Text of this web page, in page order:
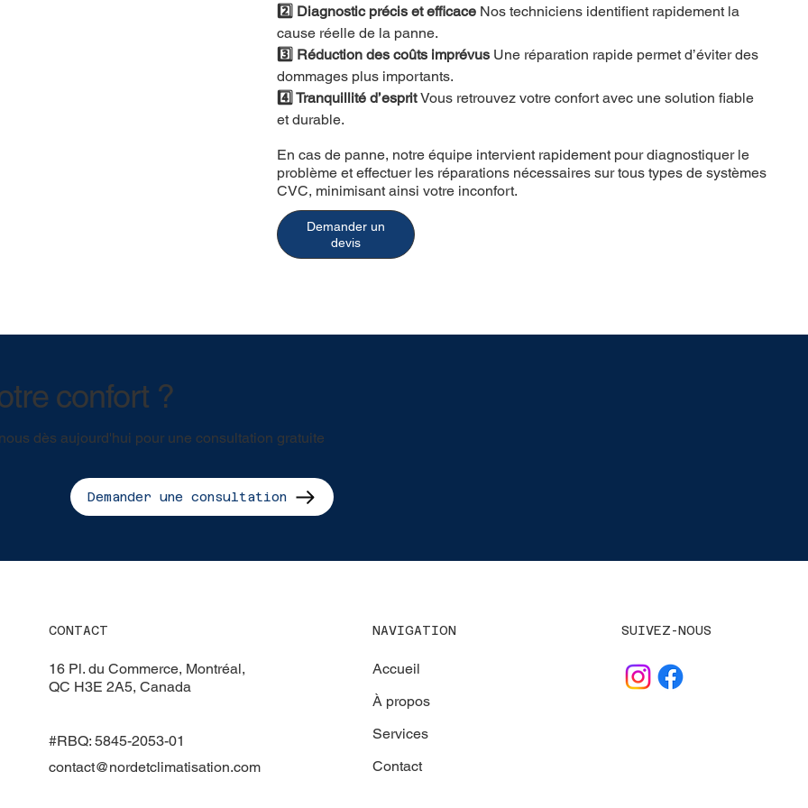
2️⃣ Diagnostic précis et efficace Nos techniciens identifient rapidement la
cause réelle de la panne.
3️⃣ Réduction des coûts imprévus Une réparation rapide permet d’éviter des
dommages plus importants.
4️⃣ Tranquillité d’esprit Vous retrouvez votre confort avec une solution fiable
et durable.
En cas de panne, notre équipe intervient rapidement pour diagnostiquer le
problème et effectuer les réparations nécessaires sur tous types de systèmes
CVC, minimisant ainsi votre inconfort.
Demander un
devis
confort ?
dès aujourd'hui pour une consultation gratuite
Demander une consultation
CONTACT
16 Pl. du Commerce, Montréal,
QC H3E 2A5, Canada
#RBQ: 5845-2053-01
contact@nordetclimatisation.com
NAVIGATION
Accueil
À propos
Services
Contact
SUIVEZ-NOUS